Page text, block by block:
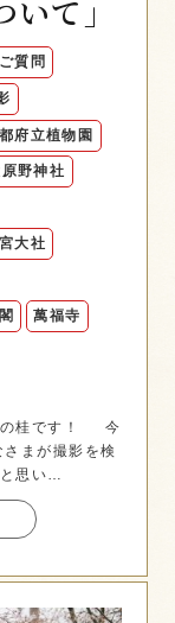
て」
質問
府立植物園
野神社
大社
萬福寺
の桂です！ 今
まが撮影を検
思い…